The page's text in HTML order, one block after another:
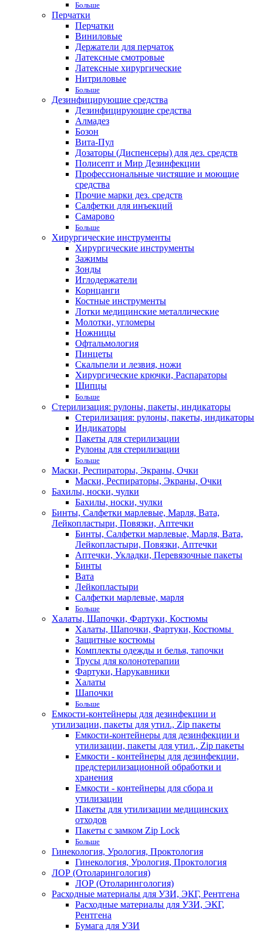
Больше
Перчатки
Перчатки
Виниловые
Держатели для перчаток
Латексные смотровые
Латексные хирургические
Нитриловые
Больше
Дезинфицирующие средства
Дезинфицирующие средства
Алмадез
Бозон
Вита-Пул
Дозаторы (Диспенсеры) для дез. средств
Полисепт и Мир Дезинфекции
Профессиональные чистящие и моющие
средства
Прочие марки дез. средств
Салфетки для инъекций
Самарово
Больше
Хирургические инструменты
Хирургические инструменты
Зажимы
Зонды
Иглодержатели
Корнцанги
Костные инструменты
Лотки медицинские металлические
Молотки, угломеры
Ножницы
Офтальмология
Пинцеты
Скальпели и лезвия, ножи
Хирургические крючки, Распараторы
Щипцы
Больше
Стерилизация: рулоны, пакеты, индикаторы
Стерилизация: рулоны, пакеты, индикаторы
Индикаторы
Пакеты для стерилизации
Рулоны для стерилизации
Больше
Маски, Респираторы, Экраны, Очки
Маски, Респираторы, Экраны, Очки
Бахилы, носки, чулки
Бахилы, носки, чулки
Бинты, Салфетки марлевые, Марля, Вата,
Лейкопластыри, Повязки, Аптечки
Бинты, Салфетки марлевые, Марля, Вата,
Лейкопластыри, Повязки, Аптечки
Аптечки, Укладки, Перевязочные пакеты
Бинты
Вата
Лейкопластыри
Салфетки марлевые, марля
Больше
Халаты, Шапочки, Фартуки, Костюмы
Халаты, Шапочки, Фартуки, Костюмы
Защитные костюмы
Комплекты одежды и белья, тапочки
Трусы для колонотерапии
Фартуки, Нарукавники
Халаты
Шапочки
Больше
Емкости-контейнеры для дезинфекции и
утилизации, пакеты для утил., Zip пакеты
Емкости-контейнеры для дезинфекции и
утилизации, пакеты для утил., Zip пакеты
Емкости - контейнеры для дезинфекции,
предстерилизационной обработки и
хранения
Емкости - контейнеры для сбора и
утилизации
Пакеты для утилизации медицинских
отходов
Пакеты с замком Zip Lock
Больше
Гинекология, Урология, Проктология
Гинекология, Урология, Проктология
ЛОР (Отоларингология)
ЛОР (Отоларингология)
Расходные материалы для УЗИ, ЭКГ, Рентгена
Расходные материалы для УЗИ, ЭКГ,
Рентгена
Бумага для УЗИ